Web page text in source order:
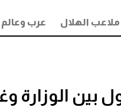
ملاعب الهلال عرب وعالم
بين الوزارة